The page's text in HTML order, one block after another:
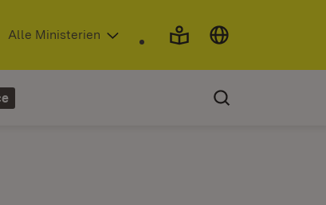
in neuem Fenster)
Alle Ministerien